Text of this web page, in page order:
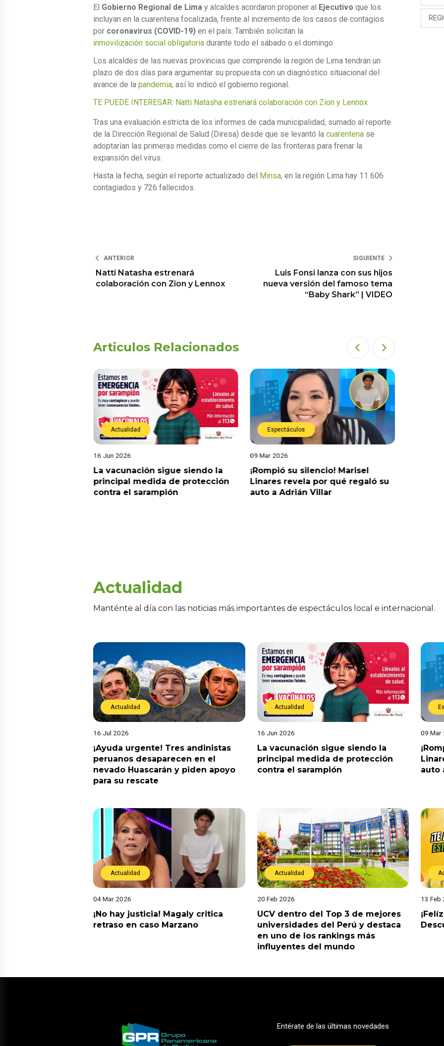
El Gobierno Regional de Lima y alcaldes acordaron proponer al Ejecutivo que los
incluyan en la cuarentena focalizada, frente al incremento de los casos de contagios
por coronavirus (COVID-19) en el país. También solicitan la
inmovilización social obligatoria durante todo el sábado o el domingo.
Los alcaldes de las nuevas provincias que comprende la región de Lima tendrán un
plazo de dos días para argumentar su propuesta con un diagnóstico situacional del
avance de la pandemia, así lo indicó el gobierno regional.
TE PUEDE INTERESAR: Natti Natasha estrenará colaboración con Zion y Lennox
Tras una evaluación estricta de los informes de cada municipalidad, sumado al reporte
de la Dirección Regional de Salud (Diresa) desde que se levantó la cuarentena se
adoptarían las primeras medidas como el cierre de las fronteras para frenar la
expansión del virus.
Hasta la fecha, según el reporte actualizado del Minsa, en la región Lima hay 11 606
contagiados y 726 fallecidos.
ANTERIOR
Natti Natasha estrenará
colaboración con Zion y Lennox
SIGUIENTE
Luis Fonsi lanza con sus hijos
nueva versión del famoso tema
“Baby Shark” | VIDEO
Articulos Relacionados
Actualidad
16 Jun 2026
La vacunación sigue siendo la
principal medida de protección
contra el sarampión
Espectáculos
09 Mar 2026
¡Rompió su silencio! Marisel
Linares revela por qué regaló su
auto a Adrián Villar
Actualidad
Manténte al día con las noticias más importantes de espectáculos local e internacional.
Actualidad
16 Jul 2026
¡Ayuda urgente! Tres andinistas
peruanos desaparecen en el
nevado Huascarán y piden apoyo
para su rescate
Actualidad
16 Jun 2026
La vacunación sigue siendo la
principal medida de protección
contra el sarampión
09 Mar
auto
Actualidad
04 Mar 2026
¡No hay justicia! Magaly critica
retraso en caso Marzano
Actualidad
20 Feb 2026
UCV dentro del Top 3 de mejores
universidades del Perú y destaca
en uno de los rankings más
influyentes del mundo
13 Feb
Entérate de las últimas novedades